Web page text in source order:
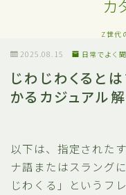
カ
Z世代
MENU
Z世代・若者カタカナ
恋愛・人間関係のカ
2025.08.15 日常でよく
じわじわくると
かるカジュアル
以下は、指定された
ナ語またはスラング
じわくる」というフ